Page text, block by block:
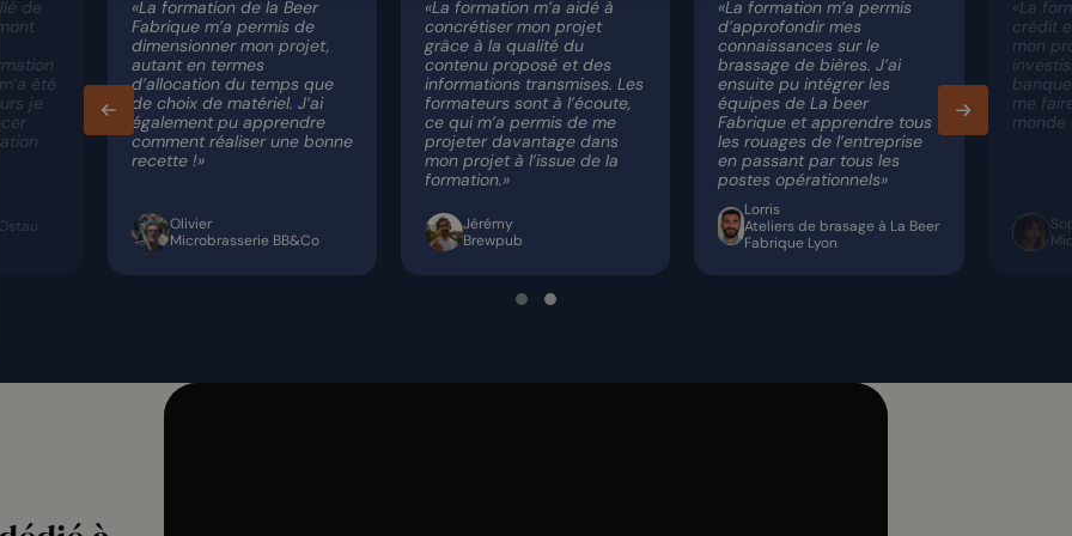
de
été
je
«La formation de la Beer
Fabrique m’a permis de
dimensionner mon projet,
autant en termes
d’allocation du temps que
de choix de matériel. J’ai
également pu apprendre
comment réaliser une bonne
recette !»
Olivier
Microbrasserie BB&Co
«La formation m’a aidé à
concrétiser mon projet
grâce à la qualité du
contenu proposé et des
informations transmises. Les
formateurs sont à l’écoute,
ce qui m’a permis de me
projeter davantage dans
mon projet à l’issue de la
formation.»
Jérémy
Brewpub
«La formation m’a permis
d’approfondir mes
connaissances sur le
brassage de bières. J’ai
ensuite pu intégrer les
équipes de La beer
Fabrique et apprendre tous
les rouages de l’entreprise
en passant par tous les
postes opérationnels»
Lorris
Ateliers de brasage à La Beer
Fabrique Lyon
«La
crédit
mon
me
monde